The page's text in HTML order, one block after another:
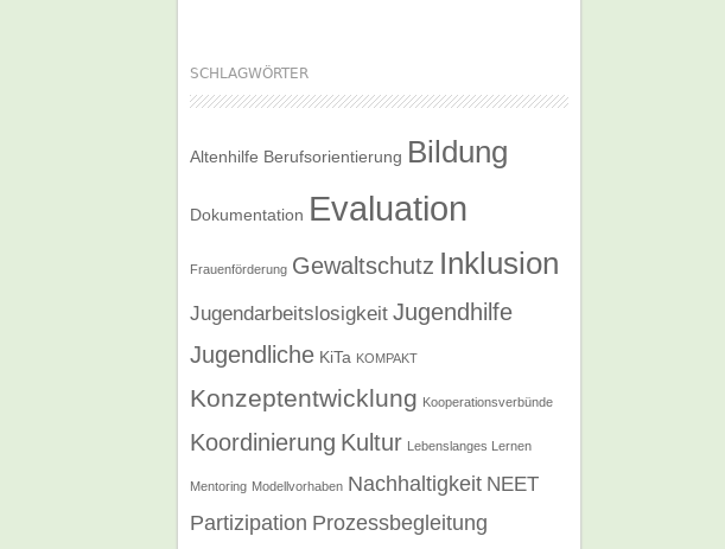
SCHLAGWÖRTER
Altenhilfe Berufsorientierung Bildung
Dokumentation Evaluation
Frauenförderung Gewaltschutz Inklusion
Jugendarbeitslosigkeit Jugendhilfe
Jugendliche KiTa KOMPAKT
Konzeptentwicklung Kooperationsverbünde
Koordinierung Kultur Lebenslanges Lernen
Mentoring Modellvorhaben Nachhaltigkeit NEET
Partizipation Prozessbegleitung